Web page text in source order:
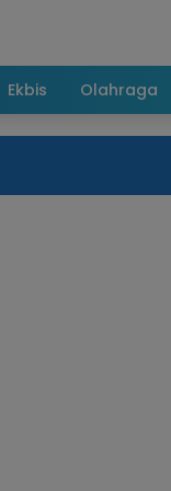
Ekbis Olahraga